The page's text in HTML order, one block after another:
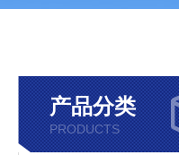
产品分类
PRODUCTS